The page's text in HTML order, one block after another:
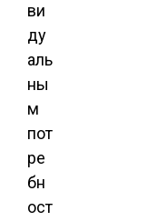
ви
ду
аль
ны
м
пот
ре
бн
ост